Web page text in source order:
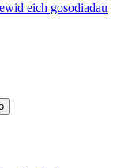
eich gosodiadau